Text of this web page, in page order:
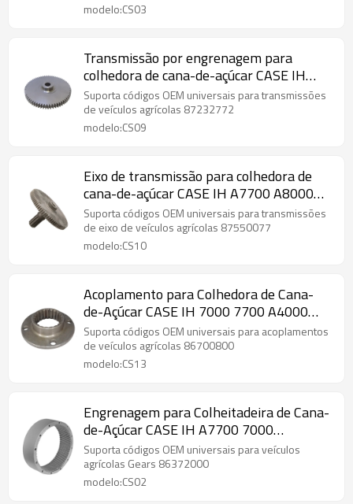
modelo:CS03
Transmissão por engrenagem para
colhedora de cana-de-açúcar CASE IH
A7700 A8000 A8800 87232772-
PAIRGEARS
Suporta códigos OEM universais para transmissões
de veículos agrícolas 87232772
modelo:CS09
Eixo de transmissão para colhedora de
cana-de-açúcar CASE IH A7700 A8000
A8800 87550077-PAIRGEARS
Suporta códigos OEM universais para transmissões
de eixo de veículos agrícolas 87550077
modelo:CS10
Acoplamento para Colhedora de Cana-
de-Açúcar CASE IH 7000 7700 A4000
A7000 86700800-PAIRGEARS
Suporta códigos OEM universais para acoplamentos
de veículos agrícolas 86700800
modelo:CS13
Engrenagem para Colheitadeira de Cana-
de-Açúcar CASE IH A7700 7000
86372000-PAIRGEARS
Suporta códigos OEM universais para veículos
agrícolas Gears 86372000
modelo:CS02